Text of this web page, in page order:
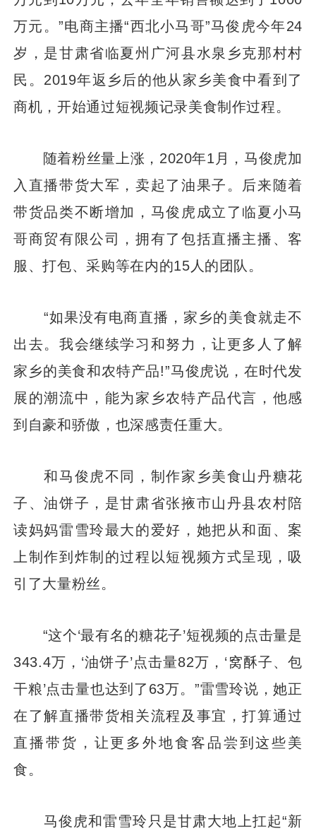
万元。”电商主播“西北小马哥”马俊虎今年24
岁，是甘肃省临夏州广河县水泉乡克那村村
民。2019年返乡后的他从家乡美食中看到了
商机，开始通过短视频记录美食制作过程。
随着粉丝量上涨，2020年1月，马俊虎加
入直播带货大军，卖起了油果子。后来随着
带货品类不断增加，马俊虎成立了临夏小马
哥商贸有限公司，拥有了包括直播主播、客
服、打包、采购等在内的15人的团队。
“如果没有电商直播，家乡的美食就走不
出去。我会继续学习和努力，让更多人了解
家乡的美食和农特产品!”马俊虎说，在时代发
展的潮流中，能为家乡农特产品代言，他感
到自豪和骄傲，也深感责任重大。
和马俊虎不同，制作家乡美食山丹糖花
子、油饼子，是甘肃省张掖市山丹县农村陪
读妈妈雷雪玲最大的爱好，她把从和面、案
上制作到炸制的过程以短视频方式呈现，吸
引了大量粉丝。
“这个‘最有名的糖花子’短视频的点击量是
343.4万，‘油饼子’点击量82万，‘窝酥子、包
干粮’点击量也达到了63万。”雷雪玲说，她正
在了解直播带货相关流程及事宜，打算通过
直播带货，让更多外地食客品尝到这些美
食。
马俊虎和雷雪玲只是甘肃大地上扛起“新